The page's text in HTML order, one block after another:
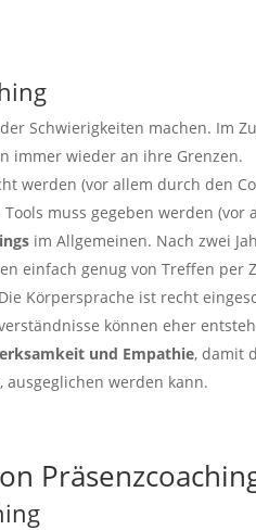
Schwierigkeiten machen. Im
immer wieder an ihre Grenzen.
werden (vor allem durch den
muss gegeben werden (vor
im Allgemeinen. Nach zwei
einfach genug von Treffen per
Körpersprache ist recht
können eher
und Empathie, damit
werden kann.